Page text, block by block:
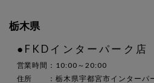
栃木県
●FKDインターパーク店
営業時間：10:00～20:00
住所 ：栃木県宇都宮市インターパ